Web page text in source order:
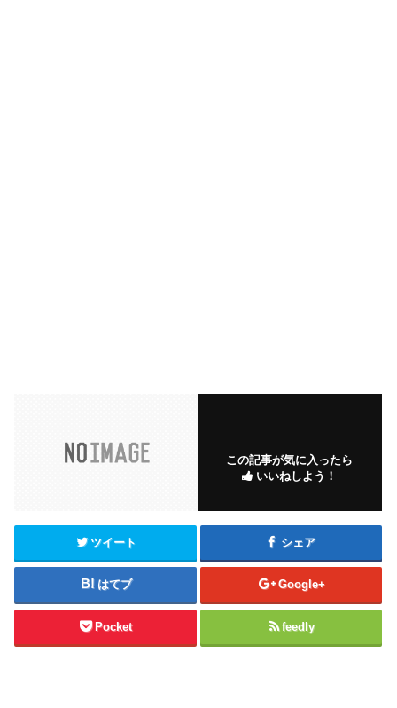
この記事が気に入ったら
いいねしよう！
ツイート シェア
はてブ Google+
Pocket feedly